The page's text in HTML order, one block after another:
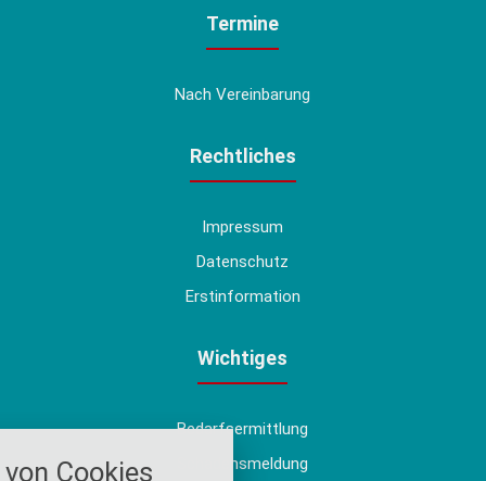
Termine
Nach Vereinbarung
Rechtliches
Impressum
Datenschutz
Erstinformation
Wichtiges
Bedarfsermittlung
Schadensmeldung
Cookies
alle verwendeten Cookies und